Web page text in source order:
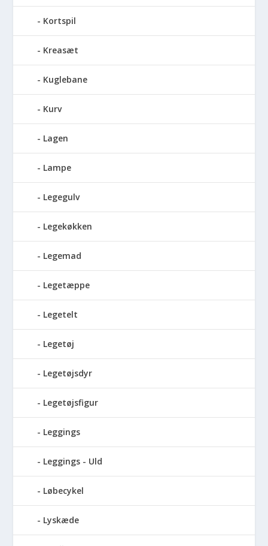
Kortspil
Kreasæt
Kuglebane
Kurv
Lagen
Lampe
Legegulv
Legekøkken
Legemad
Legetæppe
Legetelt
Legetøj
Legetøjsdyr
Legetøjsfigur
Leggings
Leggings - Uld
Løbecykel
Lyskæde